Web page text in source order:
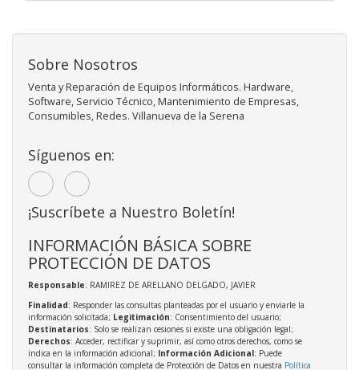
Sobre Nosotros
Venta y Reparación de Equipos Informáticos. Hardware,
Software, Servicio Técnico, Mantenimiento de Empresas,
Consumibles, Redes. Villanueva de la Serena
Síguenos en:
¡Suscríbete a Nuestro Boletín!
INFORMACIÓN BÁSICA SOBRE
PROTECCIÓN DE DATOS
Responsable: RAMIREZ DE ARELLANO DELGADO, JAVIER
Finalidad: Responder las consultas planteadas por el usuario y enviarle la
información solicitada; Legitimación: Consentimiento del usuario;
Destinatarios: Solo se realizan cesiones si existe una obligación legal;
Derechos: Acceder, rectificar y suprimir, así como otros derechos, como se
indica en la información adicional; Información Adicional: Puede
consultar la información completa de Protección de Datos en nuestra Política